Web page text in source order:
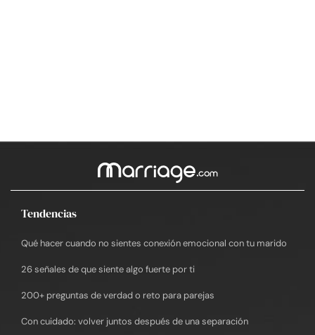
Tendencias
Qué hacer cuando no sientes conexión emocional con tu marido
26 señales de que siente algo fuerte por ti
200+ preguntas de verdad o reto para parejas
Con cuidado: volver juntos después de una separación